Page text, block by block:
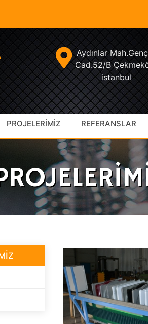
Aydınlar
Cad.52/B
istanbul
PROJELERİMİZ
Bantlı Konveyörler
Rulolu Konveyörler
Lorem Ipsum Dolor
REFERANSLAR